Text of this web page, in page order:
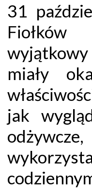
31
miały
jak